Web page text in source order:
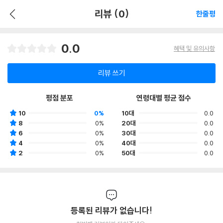
리뷰 (0) 한줄평
0.0 혜택 및 유의사항
리뷰 쓰기
평점 분포
10
0%
8
0%
6
0%
4
0%
2
0%
연령대별 평균 점수
10대
0.0
20대
0.0
30대
0.0
40대
0.0
50대
0.0
등록된 리뷰가 없습니다!